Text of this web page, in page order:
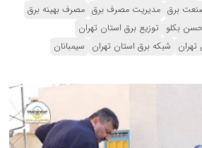
برق مدیریت مصرف برق مصرف بهینه برق
بکلو توزیع برق استان تهران
شبکه برق استان تهران سیمبانان